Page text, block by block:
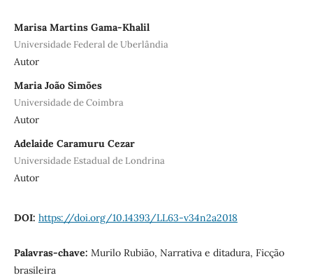
Marisa Martins Gama-Khalil
Universidade Federal de Uberlândia
Autor
Maria João Simões
Universidade de Coimbra
Autor
Adelaide Caramuru Cezar
Universidade Estadual de Londrina
Autor
DOI: https://doi.org/10.14393/LL63-v34n2a2018
Palavras-chave: Murilo Rubião, Narrativa e ditadura, Ficção
brasileira